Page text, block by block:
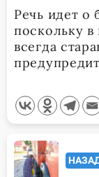
Речь идет о
поскольку в
всегда
<span
class="nav-